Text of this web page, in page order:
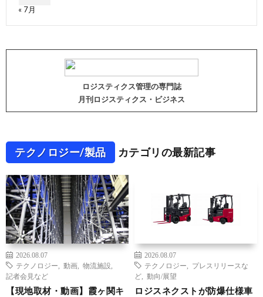
« 7月
ロジスティクス管理の専門誌
月刊ロジスティクス・ビジネス
テクノロジー/製品 カテゴリの最新記事
2026.08.07
テクノロジー
動画 物流施設
記者会見など
【現地取材・動画】霞ヶ関キ
2026.08.07
テクノロジー
プレスリリースな
ど
動向/展望
ロジスネクストが防爆仕様車